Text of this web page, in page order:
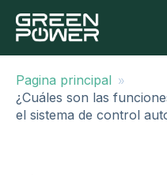
Pagina principal »
¿Cuáles son las
el sistema de control